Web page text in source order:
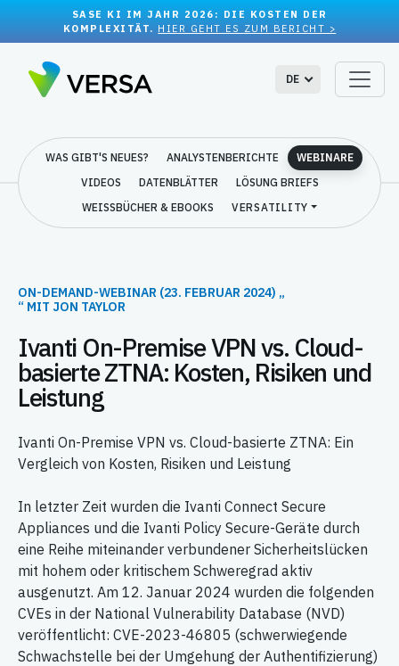
SASE KI IM JAHR 2026: DIE KOSTEN DER
KOMPLEXITÄT. HIER GEHT ES ZUM BERICHT >
DE
WAS GIBT'S NEUES? ANALYSTENBERICHTE
WEBINARE
VIDEOS
DATENBLÄTTER
LÖSUNG BRIEFS
WEISSBÜCHER & EBOOKS
VERSATILITY
ON-DEMAND-WEBINAR (23. FEBRUAR 2024) „
“ MIT JON TAYLOR
Ivanti On-Premise VPN vs. Cloud-
basierte ZTNA: Kosten, Risiken und
Leistung
Ivanti On-Premise VPN vs. Cloud-basierte ZTNA: Ein
Vergleich von Kosten, Risiken und Leistung
In letzter Zeit wurden die Ivanti Connect Secure
Appliances und die Ivanti Policy Secure-Geräte durch
eine Reihe miteinander verbundener Sicherheitslücken
mit hohem oder kritischem Schweregrad aktiv
ausgenutzt. Am 12. Januar 2024 wurden die folgenden
CVEs in der National Vulnerability Database (NVD)
veröffentlicht: CVE-2023-46805 (schwerwiegende
Schwachstelle bei der Umgehung der Authentifizierung)